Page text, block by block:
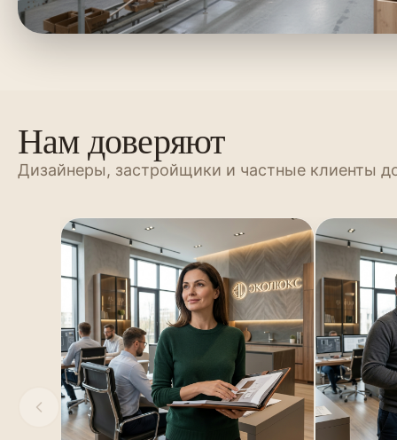
Нам доверяют
Дизайнеры, застройщики и частные клиенты